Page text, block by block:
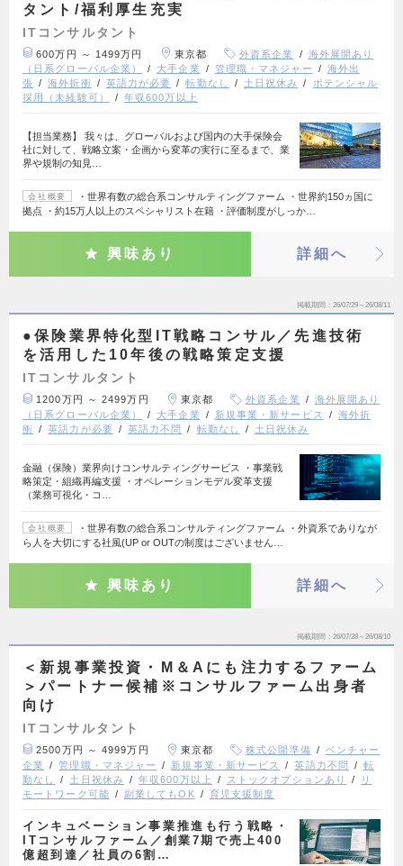
タント/福利厚生充実
ITコンサルタント
600万円 ～ 1499万円 東京都 外資系企業
海外展開あり
（日系グローバル企業）
大手企業 管理職・マネジャー
海外出
張
海外折衝 英語力が必要 転勤なし 土日祝休み
ポテンシャル
採用（未経験可）
年収600万以上
【担当業務】 我々は、グローバルおよび国内の大手保険会
社に対して、戦略立案・企画から変革の実行に至るまで、業
界や規制の知見…
会社概要
・世界有数の総合系コンサルティングファーム ・世界約150ヵ国に
拠点 ・約15万人以上のスペシャリスト在籍 ・評価制度がしっか…
興味あり 詳細へ
掲載期間 26/07/29～26/08/11
●保険業界特化型IT戦略コンサル／先進技術
を活用した10年後の戦略策定支援
ITコンサルタント
1200万円 ～ 2499万円 東京都 外資系企業
海外展開あり
（日系グローバル企業）
大手企業 新規事業・新サービス
海外折
衝
英語力が必要 英語力不問 転勤なし 土日祝休み
金融（保険）業界向けコンサルティングサービス ・事業戦
略策定・組織再編支援 ・オペレーションモデル変革支援
（業務可視化・コ…
会社概要
・世界有数の総合系コンサルティングファーム ・外資系でありなが
ら人を大切にする社風(UP or OUTの制度はございません…
興味あり 詳細へ
掲載期間 26/07/28～26/08/10
＜新規事業投資・M＆Aにも注力するファーム
＞パートナー候補※コンサルファーム出身者
向け
ITコンサルタント
2500万円 ～ 4999万円 東京都 株式公開準備
ベンチャー
企業
管理職・マネジャー 新規事業・新サービス 英語力不問
転
勤なし
土日祝休み 年収600万以上 ストックオプションあり
リ
モートワーク可能
副業してもOK 育児支援制度
インキュベーション事業推進も行う戦略・
ITコンサルファーム／創業7期で売上400
億超到達／社員の6割…